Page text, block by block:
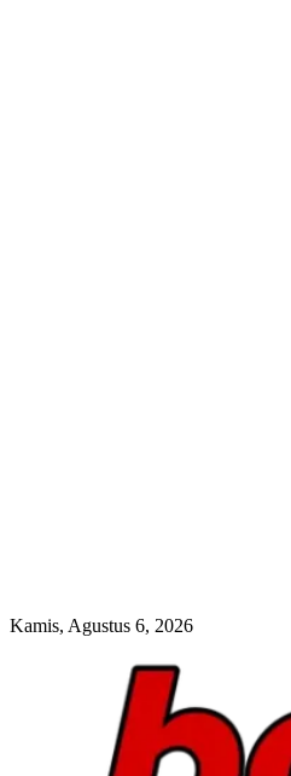
Kamis, Agustus 6, 2026